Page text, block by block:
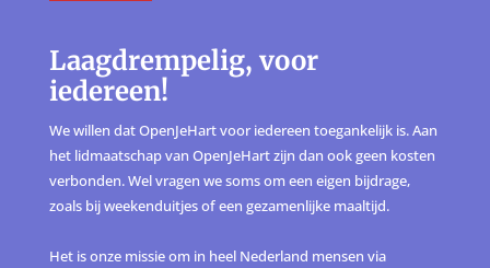
Laagdrempelig, voor
iedereen!
We willen dat OpenJeHart voor iedereen toegankelijk is. Aan
het lidmaatschap van OpenJeHart zijn dan ook geen kosten
verbonden. Wel vragen we soms om een eigen bijdrage,
zoals bij weekenduitjes of een gezamenlijke maaltijd.
Het is onze missie om in heel Nederland mensen via